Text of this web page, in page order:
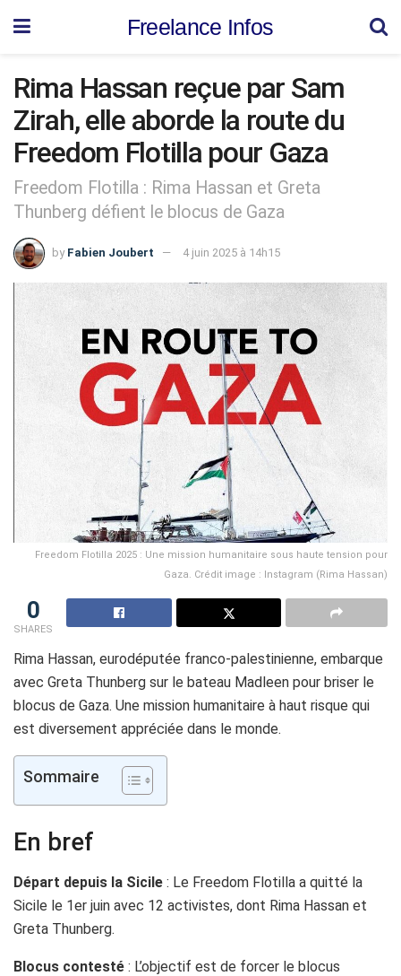
Freelance Infos
Rima Hassan reçue par Sam
Zirah, elle aborde la route du
Freedom Flotilla pour Gaza
Freedom Flotilla : Rima Hassan et Greta
Thunberg défient le blocus de Gaza
by Fabien Joubert 4 juin 2025 à 14h15
Freedom Flotilla 2025 : Une mission humanitaire sous haute tension pour
Gaza. Crédit image : Instagram (Rima Hassan)
0
SHARES
Rima Hassan, eurodéputée franco-palestinienne, embarque
avec Greta Thunberg sur le bateau Madleen pour briser le
blocus de Gaza. Une mission humanitaire à haut risque qui
est diversement appréciée dans le monde.
Sommaire
En bref
Départ depuis la Sicile : Le Freedom Flotilla a quitté la
Sicile le 1er juin avec 12 activistes, dont Rima Hassan et
Greta Thunberg.
Blocus contesté : L’objectif est de forcer le blocus